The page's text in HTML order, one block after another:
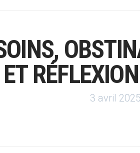
ET
3 avril 2025